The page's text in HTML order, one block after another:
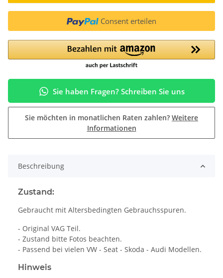
Consent erteilen
Sie haben Fragen? Schreiben Sie uns
Sie möchten in monatlichen Raten zahlen? Weitere
Informationen
Beschreibung
Zustand:
Gebraucht mit Altersbedingten Gebrauchsspuren.
- Original VAG Teil.
- Zustand bitte Fotos beachten.
- Passend bei vielen VW - Seat - Skoda - Audi Modellen.
Hinweis